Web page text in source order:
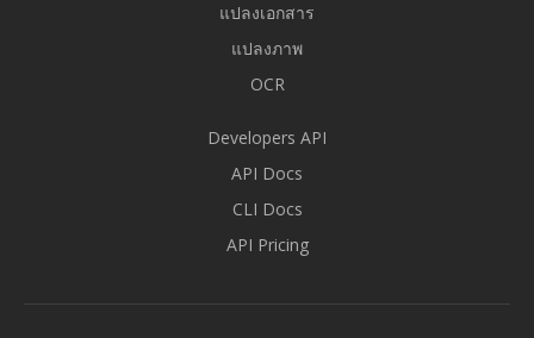
แปลงเอกสาร
แปลงภาพ
OCR
Developers API
API Docs
CLI Docs
API Pricing